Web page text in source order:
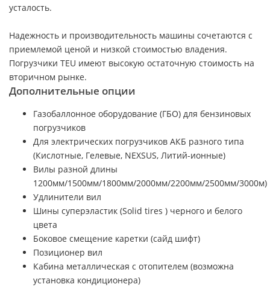
усталость.
Надежность и производительность машины сочетаются с
приемлемой ценой и низкой стоимостью владения.
Погрузчики TEU имеют высокую остаточную стоимость на
вторичном рынке.
Дополнительные опции
Газобаллонное оборудование (ГБО) для бензиновых
погрузчиков
Для электрических погрузчиков АКБ разного типа
(Кислотные, Гелевые, NEXSUS, Литий-ионные)
Вилы разной длины
1200мм/1500мм/1800мм/2000мм/2200мм/2500мм/3000м)
Удлинители вил
Шины суперэластик (Solid tires ) черного и белого
цвета
Боковое смещение каретки (сайд шифт)
Позиционер вил
Кабина металлическая с отопителем (возможна
установка кондиционера)